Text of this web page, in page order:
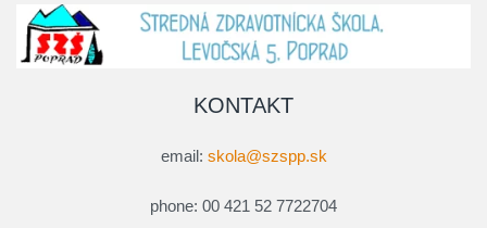
KONTAKT
email: skola@szspp.sk
phone: 00 421 52 7722704